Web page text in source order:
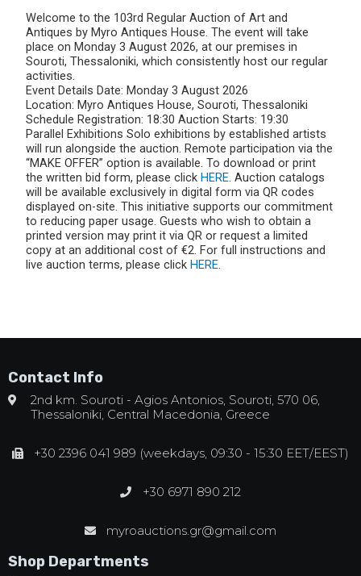
Welcome to the 103rd Regular Auction of Art and
Antiques by Myro Antiques House. The event will take
place on Monday 3 August 2026, at our premises in
Souroti, Thessaloniki, which consistently host our regular
activities.
Event Details Date: Monday 3 August 2026
Location: Myro Antiques House, Souroti, Thessaloniki
Schedule Registration: 18:30 Auction Starts: 19:30
Parallel Exhibitions Solo exhibitions by established artists
will run alongside the auction. Remote participation via the
“MAKE OFFER” option is available. To download or print
the written bid form, please click HERE. Auction catalogs
will be available exclusively in digital form via QR codes
displayed on-site. This initiative supports our commitment
to reducing paper usage. Guests who wish to obtain a
printed version may print it via QR or request a limited
copy at an additional cost of €2. For full instructions and
live auction terms, please click HERE.
Contact Info
2nd km. Souroti - Agios Antonios, Souroti, 570 06,
Thessaloniki, Central Macedonia, Greece
+30 2396 041 989 (weekdays, 09:30 - 15:30 EET/EEST)
+30 6971 890 212
myroauctions.gr@gmail.com
Shop Departments